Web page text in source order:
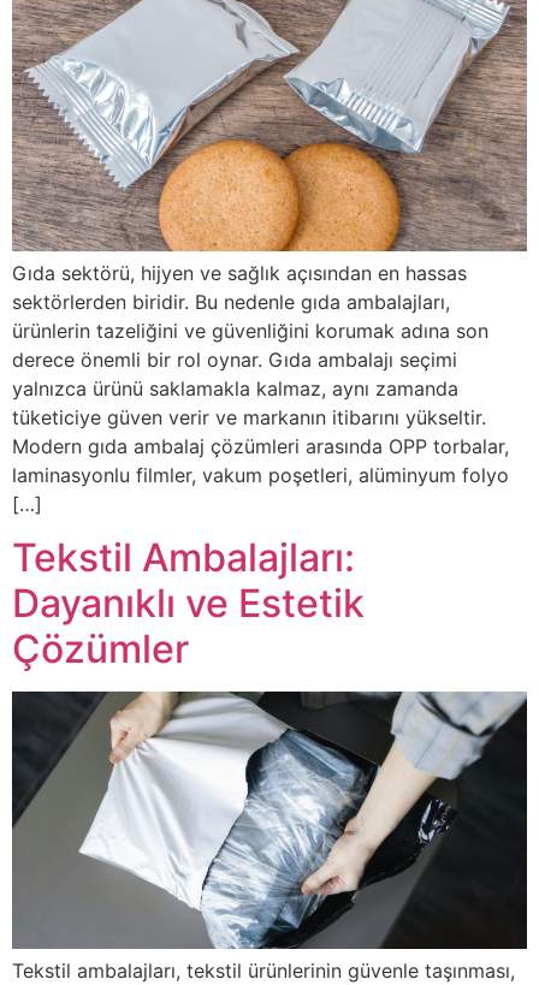
Gıda sektörü, hijyen ve sağlık açısından en hassas
sektörlerden biridir. Bu nedenle gıda ambalajları,
ürünlerin tazeliğini ve güvenliğini korumak adına son
derece önemli bir rol oynar. Gıda ambalajı seçimi
yalnızca ürünü saklamakla kalmaz, aynı zamanda
tüketiciye güven verir ve markanın itibarını yükseltir.
Modern gıda ambalaj çözümleri arasında OPP torbalar,
laminasyonlu filmler, vakum poşetleri, alüminyum folyo
[…]
Tekstil Ambalajları:
Dayanıklı ve Estetik
Çözümler
Tekstil ambalajları, tekstil ürünlerinin güvenle taşınması,